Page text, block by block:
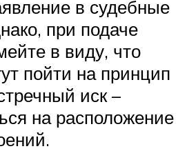
в судебные
при подаче
в виду, что
пойти на принцип
иск –
на расположение